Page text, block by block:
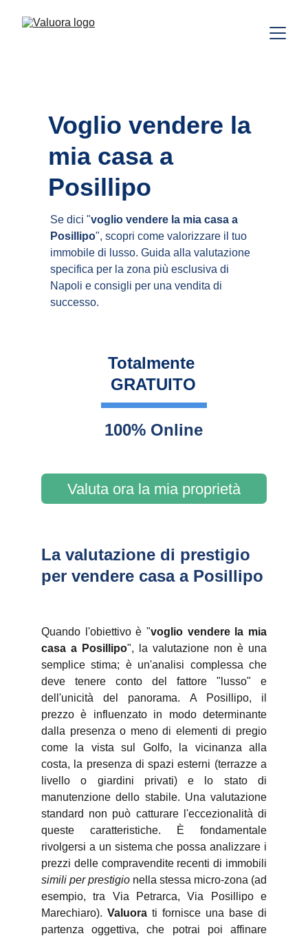
Se dici "voglio vendere la mia casa a
Posillipo", scopri come valorizzare il tuo
immobile di lusso. Guida alla valutazione
specifica per la zona più esclusiva di
Napoli e consigli per una vendita di
successo.
Voglio vendere la
mia casa a
Posillipo
Totalmente
GRATUITO
100% Online
Valuta ora la mia proprietà
La valutazione di prestigio
per vendere casa a Posillipo
Quando l'obiettivo è "voglio vendere la mia
casa a Posillipo", la valutazione non è una
semplice stima; è un'analisi complessa che
deve tenere conto del fattore "lusso" e
dell'unicità del panorama. A Posillipo, il
prezzo è influenzato in modo determinante
dalla presenza o meno di elementi di pregio
come la vista sul Golfo, la vicinanza alla
costa, la presenza di spazi esterni (terrazze a
livello o giardini privati) e lo stato di
manutenzione dello stabile. Una valutazione
standard non può catturare l'eccezionalità di
queste caratteristiche. È fondamentale
rivolgersi a un sistema che possa analizzare i
prezzi delle compravendite recenti di immobili
simili per prestigio nella stessa micro-zona (ad
esempio, tra Via Petrarca, Via Posillipo e
Marechiaro). Valuora ti fornisce una base di
partenza oggettiva, che potrai poi affinare